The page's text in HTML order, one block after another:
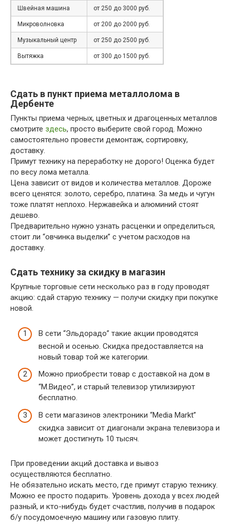
Швейная машина от 250 до 3000 руб.
Микроволновка от 200 до 2000 руб.
Музыкальный центр от 250 до 2500 руб.
Вытяжка от 300 до 1500 руб.
Сдать в пункт приема металлолома в
Дербенте
Пункты приема черных, цветных и драгоценных металлов
смотрите здесь, просто выберите свой город. Можно
самостоятельно провести демонтаж, сортировку,
доставку.
Примут технику на переработку не дорого! Оценка будет
по весу лома металла.
Цена зависит от видов и количества металлов. Дороже
всего ценятся: золото, серебро, платина. За медь и чугун
тоже платят неплохо. Нержавейка и алюминий стоят
дешево.
Предварительно нужно узнать расценки и определиться,
стоит ли “овчинка выделки” с учетом расходов на
доставку.
Сдать технику за скидку в магазин
Крупные торговые сети несколько раз в году проводят
акцию: сдай старую технику — получи скидку при покупке
новой.
В сети “Эльдорадо” такие акции проводятся
весной и осенью. Скидка предоставляется на
новый товар той же категории.
Можно приобрести товар с доставкой на дом в
“М.Видео”, и старый телевизор утилизируют
бесплатно.
В сети магазинов электроники “Media Markt”
скидка зависит от диагонали экрана телевизора и
может достигнуть 10 тысяч.
При проведении акций доставка и вывоз
осуществляются бесплатно.
Не обязательно искать место, где примут старую технику.
Можно ее просто подарить. Уровень дохода у всех людей
разный, и кто-нибудь будет счастлив, получив в подарок
б/у посудомоечную машину или газовую плиту.